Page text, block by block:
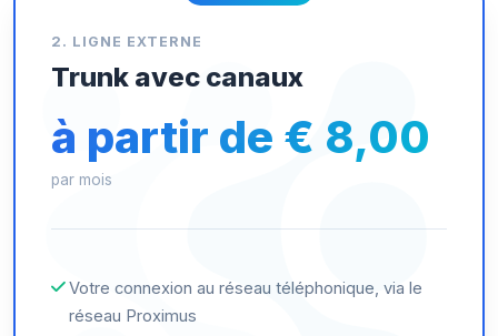
2. LIGNE EXTERNE
Trunk avec canaux
à partir de € 8,00
par mois
Votre connexion au réseau téléphonique, via le
réseau Proximus